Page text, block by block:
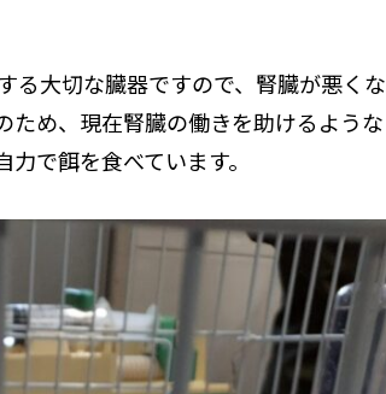
る大切な臓器ですので、腎臓が悪くな
ため、現在腎臓の働きを助けるような
で餌を食べています。